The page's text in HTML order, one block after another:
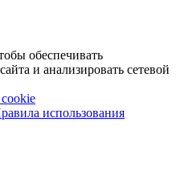
обеспечивать
и анализировать сетевой
использования